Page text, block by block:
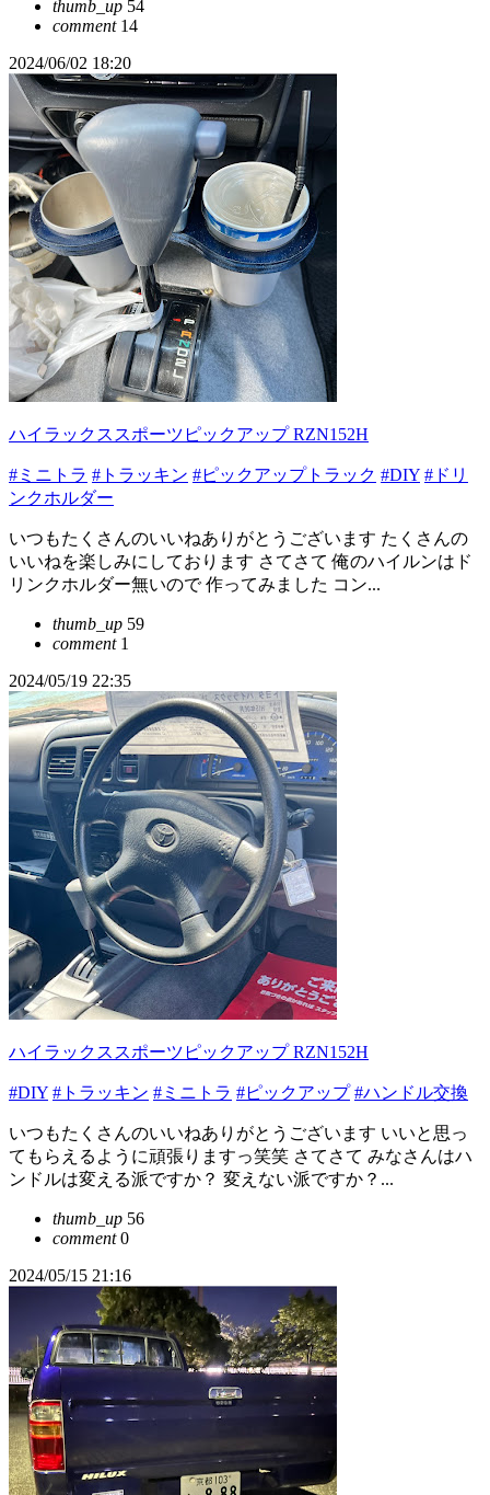
thumb_up 54
comment14
2024/06/02 18:20
ハイラックススポーツピックアップ RZN152H
#ミニトラ #トラッキン #ピックアップトラック #DIY #ドリ
ンクホルダー
いつもたくさんのいいねありがとうございます たくさんの
いいねを楽しみにしております さてさて 俺のハイルンはド
リンクホルダー無いので 作ってみました コン...
thumb_up 59
comment1
2024/05/19 22:35
ハイラックススポーツピックアップ RZN152H
#DIY #トラッキン #ミニトラ #ピックアップ #ハンドル交換
いつもたくさんのいいねありがとうございます いいと思っ
てもらえるように頑張りますっ笑笑 さてさて みなさんはハ
ンドルは変える派ですか？ 変えない派ですか？...
thumb_up 56
comment0
2024/05/15 21:16